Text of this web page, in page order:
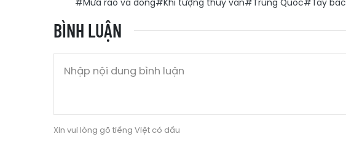
#Mưa rào và dông#Khí tượng thủy văn#Trung Quốc#Tây bắc
BÌNH LUẬN
Xin vui lòng gõ tiếng Việt có dấu